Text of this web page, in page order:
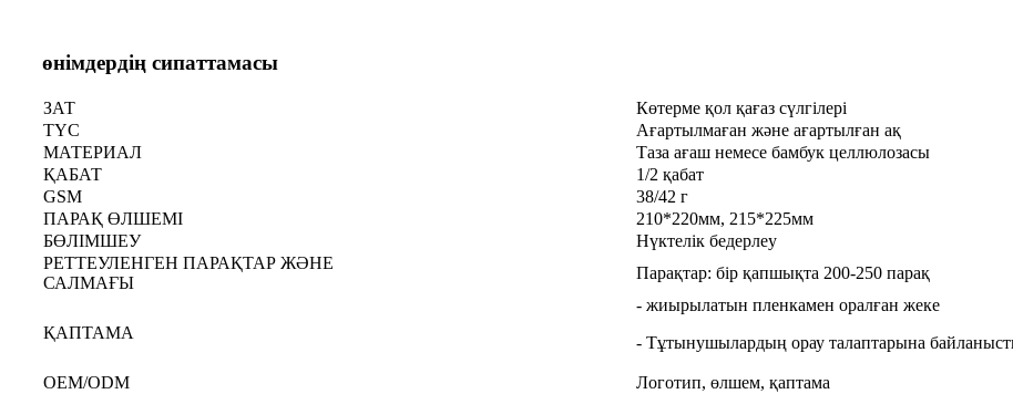
өнімдердің сипаттамасы
ЗАТ
Көтерме қол қағаз сүлгілері
ТҮС
Ағартылмаған және ағартылған ақ
МАТЕРИАЛ
Таза ағаш немесе бамбук целлюлозасы
ҚАБАТ
1/2 қабат
GSM
38/42 г
ПАРАҚ ӨЛШЕМІ
210*220мм, 215*225мм
БӨЛІМШЕУ
Нүктелік бедерлеу
РЕТТЕУЛЕНГЕН ПАРАҚТАР ЖӘНЕ
САЛМАҒЫ
Парақтар: бір қапшықта 200-250 парақ
ҚАПТАМА
- жиырылатын пленкамен оралған жеке
- Тұтынушылардың орау талаптарына
OEM/ODM
Логотип, өлшем, қаптама